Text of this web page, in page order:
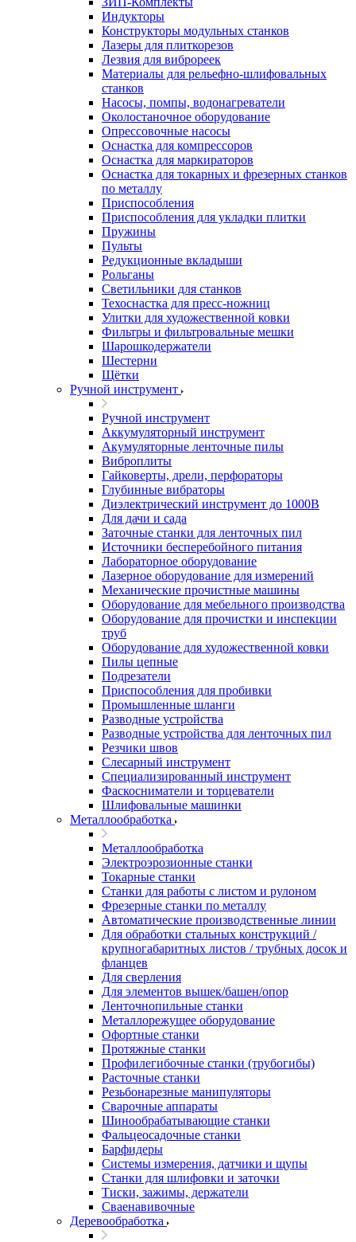
Индукторы
Конструкторы модульных станков
Лазеры для плиткорезов
Лезвия для виброреек
Материалы для рельефно-шлифовальных
станков
Насосы, помпы, водонагреватели
Околостаночное оборудование
Опрессовочные насосы
Оснастка для компрессоров
Оснастка для маркираторов
Оснастка для токарных и фрезерных станков
по металлу
Приспособления
Приспособления для укладки плитки
Пружины
Пульты
Редукционные вкладыши
Рольганы
Светильники для станков
Техоснастка для пресс-ножниц
Улитки для художественной ковки
Фильтры и фильтровальные мешки
Шарошкодержатели
Шестерни
Щётки
Ручной инструмент
Ручной инструмент
Аккумуляторный инструмент
Акумуляторные ленточные пилы
Виброплиты
Гайковерты, дрели, перфораторы
Глубинные вибраторы
Диэлектрический инструмент до 1000В
Для дачи и сада
Заточные станки для ленточных пил
Источники бесперебойного питания
Лабораторное оборудование
Лазерное оборудование для измерений
Механические прочистные машины
Оборудование для мебельного производства
Оборудование для прочистки и инспекции
труб
Оборудование для художественной ковки
Пилы цепные
Подрезатели
Приспособления для пробивки
Промышленные шланги
Разводные устройства
Разводные устройства для ленточных пил
Резчики швов
Слесарный инструмент
Специализированный инструмент
Фаскосниматели и торцеватели
Шлифовальные машинки
Металлообработка
Металлообработка
Электроэрозионные станки
Токарные станки
Станки для работы с листом и рулоном
Фрезерные станки по металлу
Автоматические производственные линии
Для обработки стальных конструкций /
крупногабаритных листов / трубных досок и
фланцев
Для сверления
Для элементов вышек/башен/опор
Ленточнопильные станки
Металлорежущее оборудование
Офортные станки
Протяжные станки
Профилегибочные станки (трубогибы)
Расточные станки
Резьбонарезные манипуляторы
Сварочные аппараты
Шинообрабатывающие станки
Фальцеосадочные станки
Барфидеры
Системы измерения, датчики и щупы
Станки для шлифовки и заточки
Тиски, зажимы, держатели
Cваенавивочные
Деревообработка